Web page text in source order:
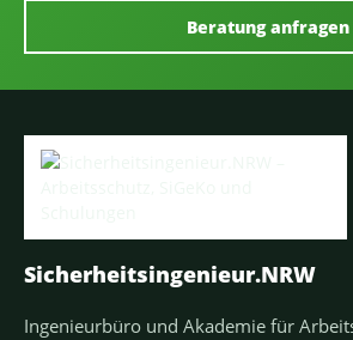
Beratung anfragen
Sicherheitsingenieur.NRW
Ingenieurbüro und Akademie für